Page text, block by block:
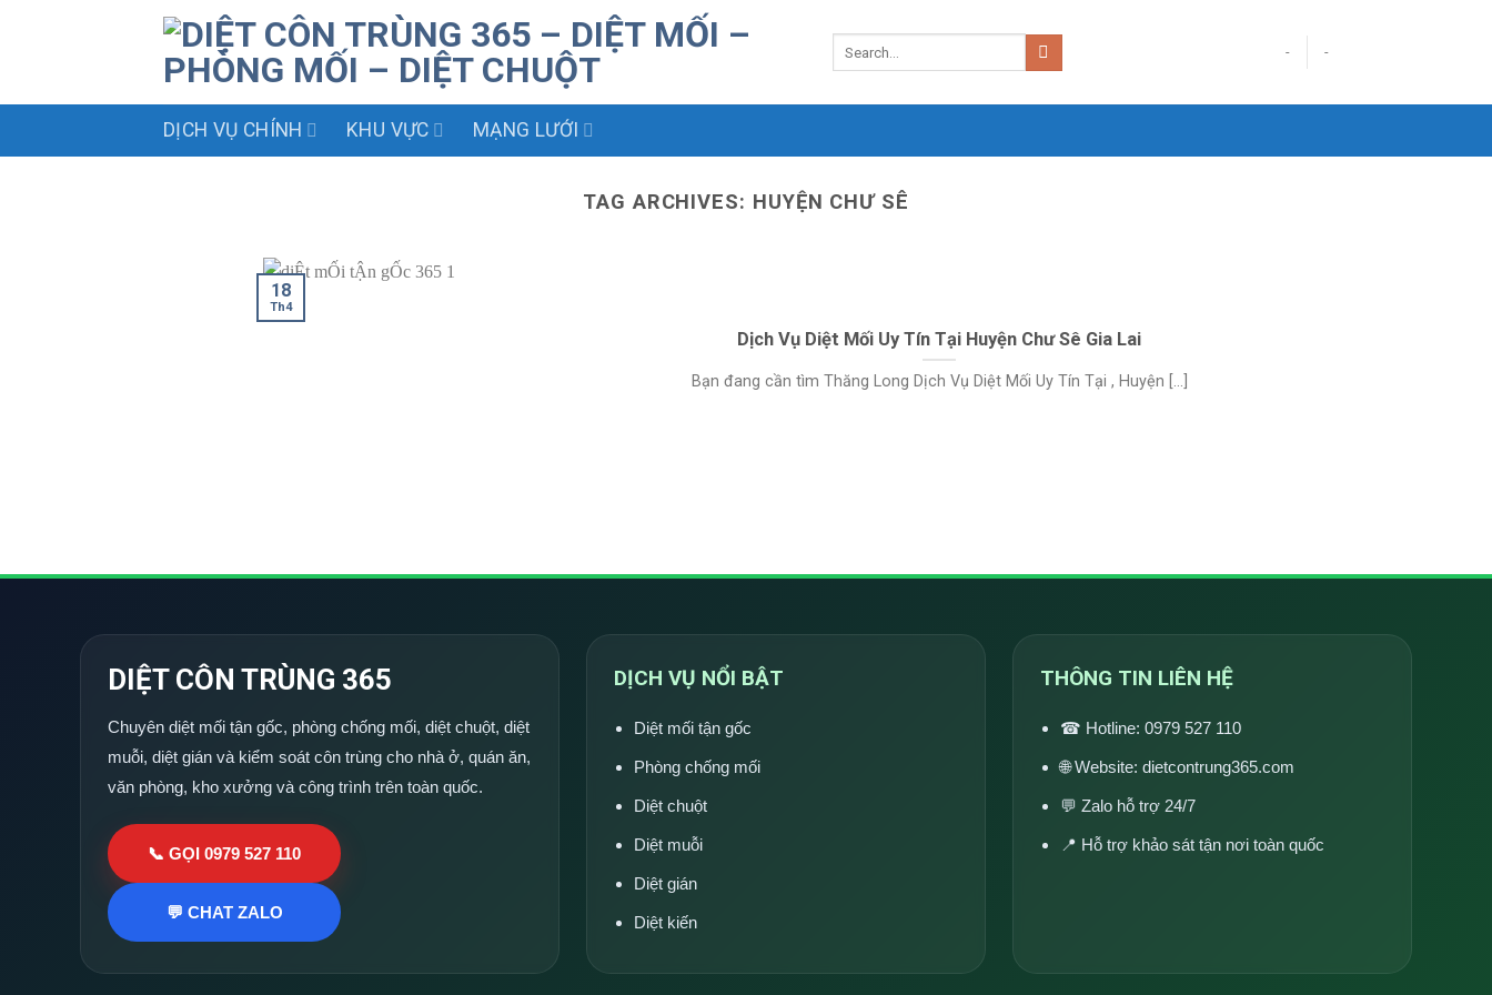
- -
DỊCH VỤ CHÍNH KHU VỰC MẠNG LƯỚI
TAG ARCHIVES: HUYỆN CHƯ SÊ
Dịch Vụ Diệt Mối Uy Tín Tại Huyện Chư Sê Gia Lai
Bạn đang cần tìm Thăng Long Dịch Vụ Diệt Mối Uy Tín Tại , Huyện [...]
18
Th4
DIỆT CÔN TRÙNG 365
Chuyên diệt mối tận gốc, phòng chống mối, diệt chuột, diệt
muỗi, diệt gián và kiểm soát côn trùng cho nhà ở, quán ăn,
văn phòng, kho xưởng và công trình trên toàn quốc.
📞 GỌI 0979 527 110
💬 CHAT ZALO
DỊCH VỤ NỔI BẬT
Diệt mối tận gốc
Phòng chống mối
Diệt chuột
Diệt muỗi
Diệt gián
Diệt kiến
THÔNG TIN LIÊN HỆ
☎ Hotline: 0979 527 110
🌐 Website: dietcontrung365.com
💬 Zalo hỗ trợ 24/7
📍 Hỗ trợ khảo sát tận nơi toàn quốc